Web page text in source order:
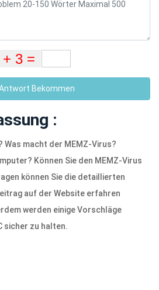
Bekommen
:
Was macht der MEMZ-Virus?
Können Sie den MEMZ-Virus
können Sie die detaillierten
auf der Website erfahren
werden einige Vorschläge
sicher zu halten.